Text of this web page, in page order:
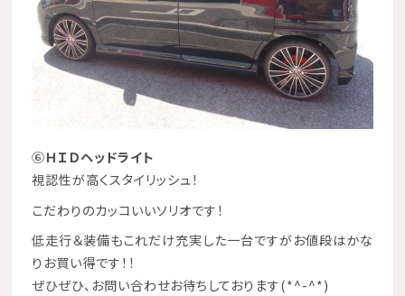
⑥ＨＩＤヘッドライト
視認性が高くスタイリッシュ！
こだわりのカッコいいソリオです！
低走行＆装備もこれだけ充実した一台ですがお値段はかな
りお買い得です！！
ぜひぜひ、お問い合わせお待ちしております(*^-^*)